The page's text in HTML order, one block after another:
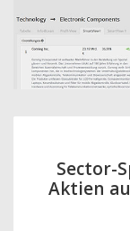
Sector-
Aktien